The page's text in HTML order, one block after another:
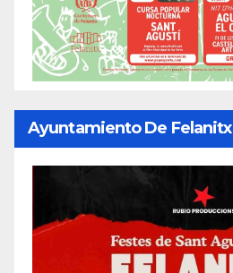
Ayuntamiento De Felanitx